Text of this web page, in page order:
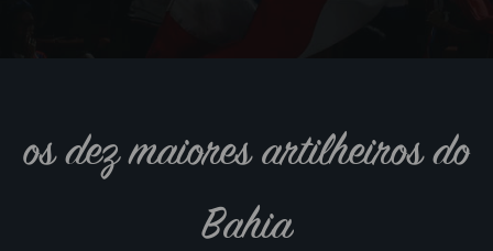
os dez maiores artilheiros do
Bahia